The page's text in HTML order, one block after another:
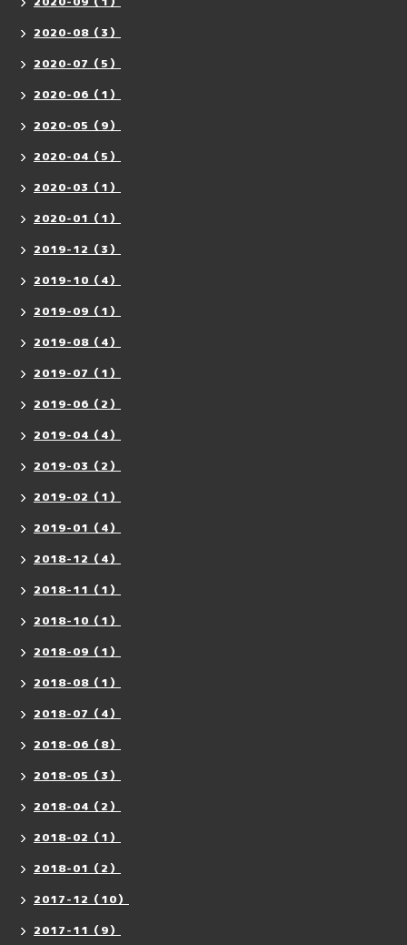
2020-08（3）
2020-07（5）
2020-06（1）
2020-05（9）
2020-04（5）
2020-03（1）
2020-01（1）
2019-12（3）
2019-10（4）
2019-09（1）
2019-08（4）
2019-07（1）
2019-06（2）
2019-04（4）
2019-03（2）
2019-02（1）
2019-01（4）
2018-12（4）
2018-11（1）
2018-10（1）
2018-09（1）
2018-08（1）
2018-07（4）
2018-06（8）
2018-05（3）
2018-04（2）
2018-02（1）
2018-01（2）
2017-12（10）
2017-11（9）